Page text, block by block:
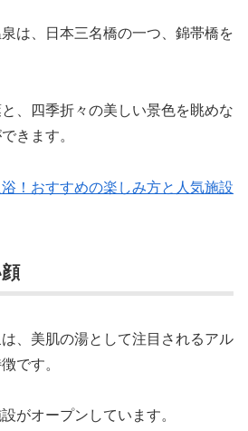
は、日本三名橋の一つ、錦帯橋を
、四季折々の美しい景色を眺めな
きます。
！おすすめの楽しみ方と人気施設
、美肌の湯として注目されるアル
です。
がオープンしています。